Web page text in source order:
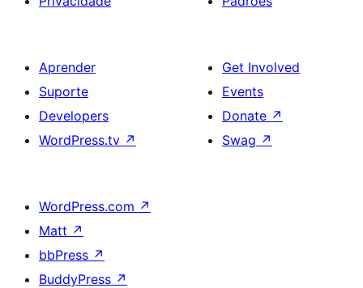
Aprender
Suporte
Developers
WordPress.tv ↗
Get Involved
Events
Donate ↗
Swag ↗
WordPress.com ↗
Matt ↗
bbPress ↗
BuddyPress ↗